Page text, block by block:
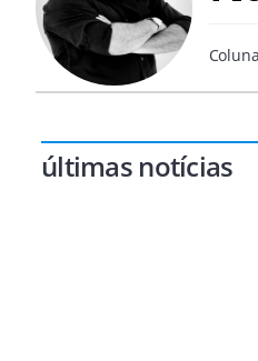
últimas notícias